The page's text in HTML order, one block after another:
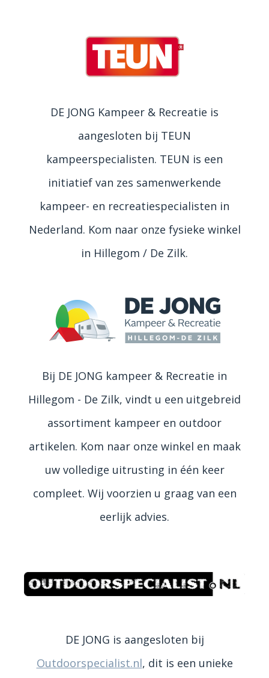
DE JONG Kampeer & Recreatie is
aangesloten bij TEUN
kampeerspecialisten. TEUN is een
initiatief van zes samenwerkende
kampeer- en recreatiespecialisten in
Nederland. Kom naar onze fysieke winkel
in Hillegom / De Zilk.
Bij DE JONG kampeer & Recreatie in
Hillegom - De Zilk, vindt u een uitgebreid
assortiment kampeer en outdoor
artikelen. Kom naar onze winkel en maak
uw volledige uitrusting in één keer
compleet. Wij voorzien u graag van een
eerlijk advies.
DE JONG is aangesloten bij
Outdoorspecialist.nl, dit is een unieke